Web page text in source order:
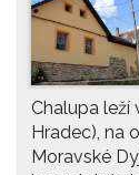
Chalupa leží
Hradec), na
Moravské